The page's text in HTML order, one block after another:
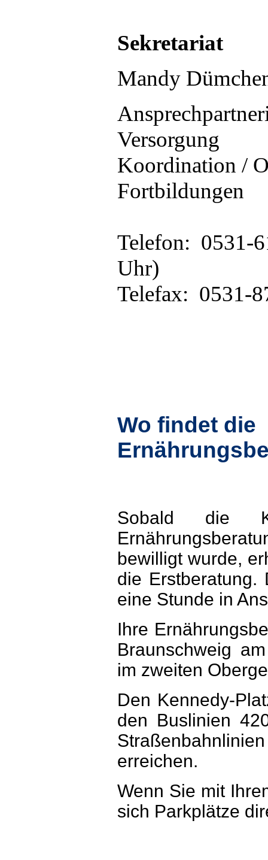
Sekretariat
Mandy
Versorgung
Koordination /
Fortbildungen
Telefon: 0531-
Uhr)
Telefax: 0531-
Wo findet die
Sobald die
bewilligt wurde,
die Erstberatung.
eine Stunde in
Ihre
Braunschweig
im zweiten
Den Kennedy-
den Buslinien
erreichen.
Wenn Sie mit
sich Parkplätze